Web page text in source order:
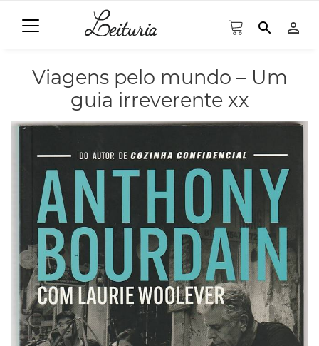
search person_outline
Viagens pelo mundo – Um
guia irreverente xx